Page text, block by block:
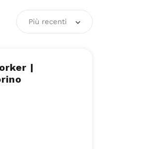
Più recenti
|